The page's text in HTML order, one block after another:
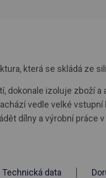
která se skládá ze
dokonale izoluje zboží
vedle velké
dílny a výrobní práce v
Technická data